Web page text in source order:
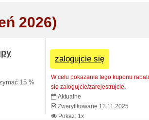
2026)
15 %
zalogujcie się
W celu pokazania tego kuponu
się zalogujcie/zarejestrujcie.
Aktualne
Zweryfikowane 12.11.2025
Pokaż: 1x